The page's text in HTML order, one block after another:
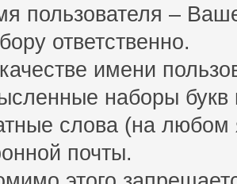
пользователя –
ответственно.
имени
наборы
слова (на любом
почты.